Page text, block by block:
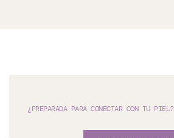
¿PREPARADA PARA CONECTAR CON TU PIEL?